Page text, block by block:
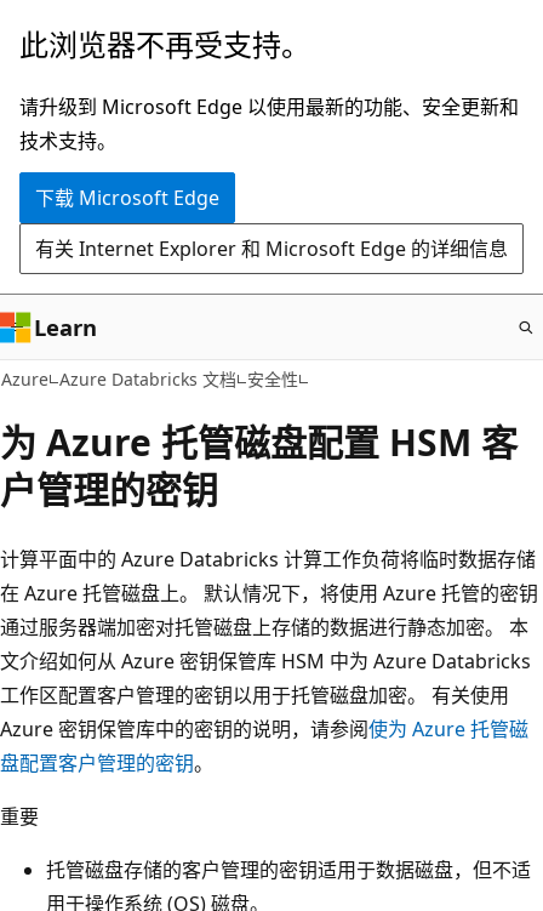
跳
主
要
内
此浏览器不再受支持。
请升级到 Microsoft Edge 以使用最新的功能、安全更新和
技术支持。
下载 Microsoft Edge
有关 Internet Explorer 和 Microsoft Edge 的详细信息
Learn
Azure Azure Databricks 文档 安全性
为 Azure 托管磁盘配置 HSM 客
户管理的密钥
计算平面中的 Azure Databricks 计算工作负荷将临时数据存储
在 Azure 托管磁盘上。 默认情况下，将使用 Azure 托管的密钥
通过服务器端加密对托管磁盘上存储的数据进行静态加密。 本
文介绍如何从 Azure 密钥保管库 HSM 中为 Azure Databricks
工作区配置客户管理的密钥以用于托管磁盘加密。 有关使用
Azure 密钥保管库中的密钥的说明，请参阅使为 Azure 托管磁
盘配置客户管理的密钥。
重要
托管磁盘存储的客户管理的密钥适用于数据磁盘，但不适
用于操作系统 (OS) 磁盘。